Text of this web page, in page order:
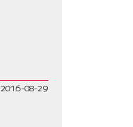
2016-08-29